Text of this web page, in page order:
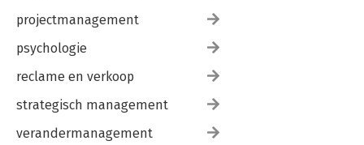
projectmanagement
psychologie
reclame en verkoop
strategisch management
verandermanagement